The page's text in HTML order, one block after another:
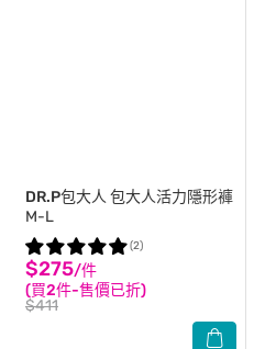
DR.P包大人 包大人活力隱形褲
M-L
$275/件
(買2件-售價已折)
$411
(2)